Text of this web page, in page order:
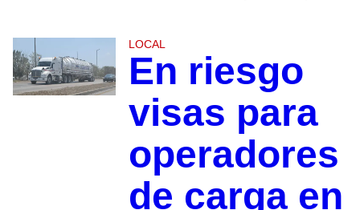
LOCAL
En riesgo
visas para
operadores
de carga en